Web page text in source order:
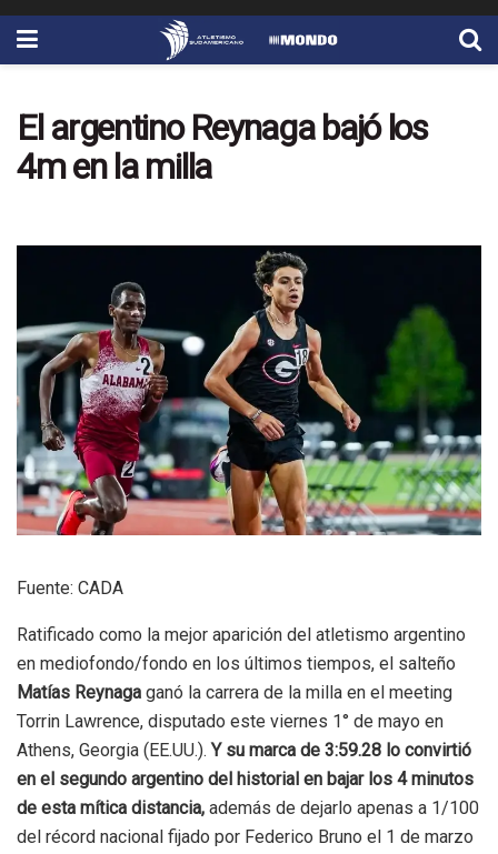
El argentino Reynaga bajó los
4m en la milla
Fuente: CADA
Ratificado como la mejor aparición del atletismo argentino
en mediofondo/fondo en los últimos tiempos, el salteño
Matías Reynaga ganó la carrera de la milla en el meeting
Torrin Lawrence, disputado este viernes 1° de mayo en
Athens, Georgia (EE.UU.). Y su marca de 3:59.28 lo convirtió
en el segundo argentino del historial en bajar los 4 minutos
de esta mítica distancia, además de dejarlo apenas a 1/100
del récord nacional fijado por Federico Bruno el 1 de marzo